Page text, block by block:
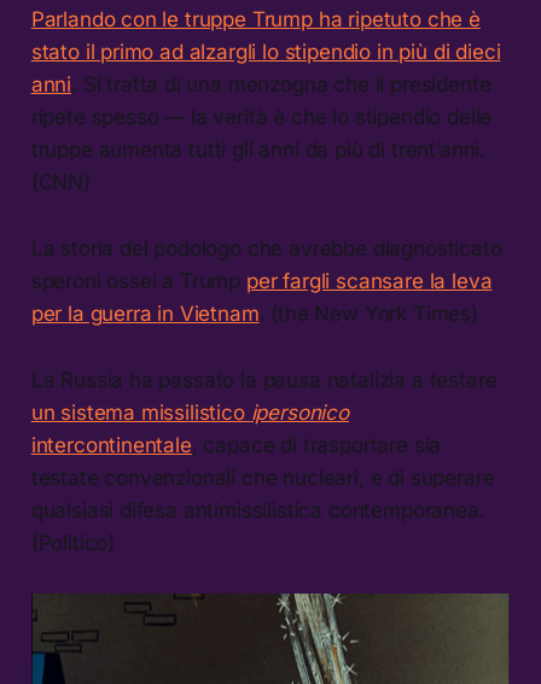
Parlando con le truppe Trump ha ripetuto che è
stato il primo ad alzargli lo stipendio in più di dieci
anni. Si tratta di una menzogna che il presidente
ripete spesso — la verità è che lo stipendio delle
truppe aumenta tutti gli anni da più di trent’anni.
(CNN)
La storia del podologo che avrebbe diagnosticato
speroni ossei a Trump per fargli scansare la leva
per la guerra in Vietnam. (the New York Times)
La Russia ha passato la pausa natalizia a testare
un sistema missilistico ipersonico
intercontinentale, capace di trasportare sia
testate convenzionali che nucleari, e di superare
qualsiasi difesa antimissilistica contemporanea.
(Politico)